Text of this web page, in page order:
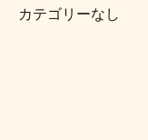
り
カテゴリーなし